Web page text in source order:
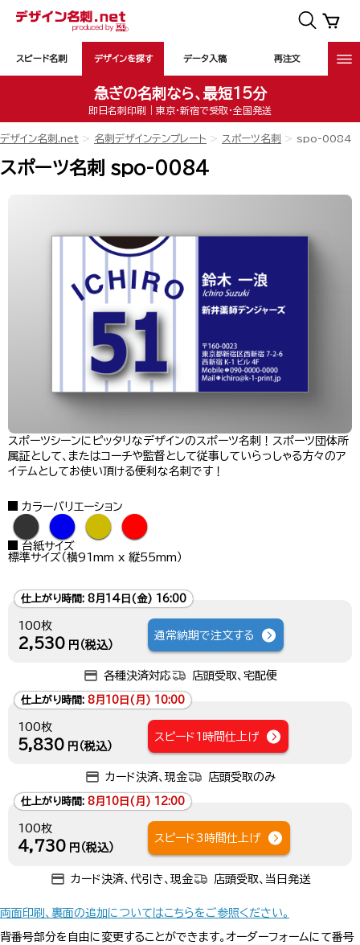
スピード名刺 デザインを探す データ入稿 再注文
急ぎの名刺なら、最短15分
即日名刺印刷｜東京・新宿で受取・全国発送
デザイン名刺.net 名刺デザインテンプレート スポーツ名刺 spo-0084
スポーツ名刺 spo-0084
スポーツシーンにピッタリなデザインのスポーツ名刺！スポーツ団体所
属証として、またはコーチや監督として従事していらっしゃる方々のア
イテムとしてお使い頂ける便利な名刺です！
カラーバリエーション
● ● ● ●
台紙サイズ
標準サイズ（横91mm x 縦55mm）
仕上がり時間: 8月14日(金) 16:00
100枚
2,530 円（税込）
通常納期で注文する
各種決済対応 店頭受取、宅配便
仕上がり時間: 8月10日(月) 10:00
100枚
5,830 円（税込）
スピード1時間仕上げ
カード決済、現金 店頭受取のみ
仕上がり時間: 8月10日(月) 12:00
100枚
4,730 円（税込）
スピード3時間仕上げ
カード決済、代引き、現金 店頭受取、当日発送
両面印刷、裏面の追加についてはこちらをご参照ください。
背番号部分を自由に変更することができます。オーダーフォームにて番号